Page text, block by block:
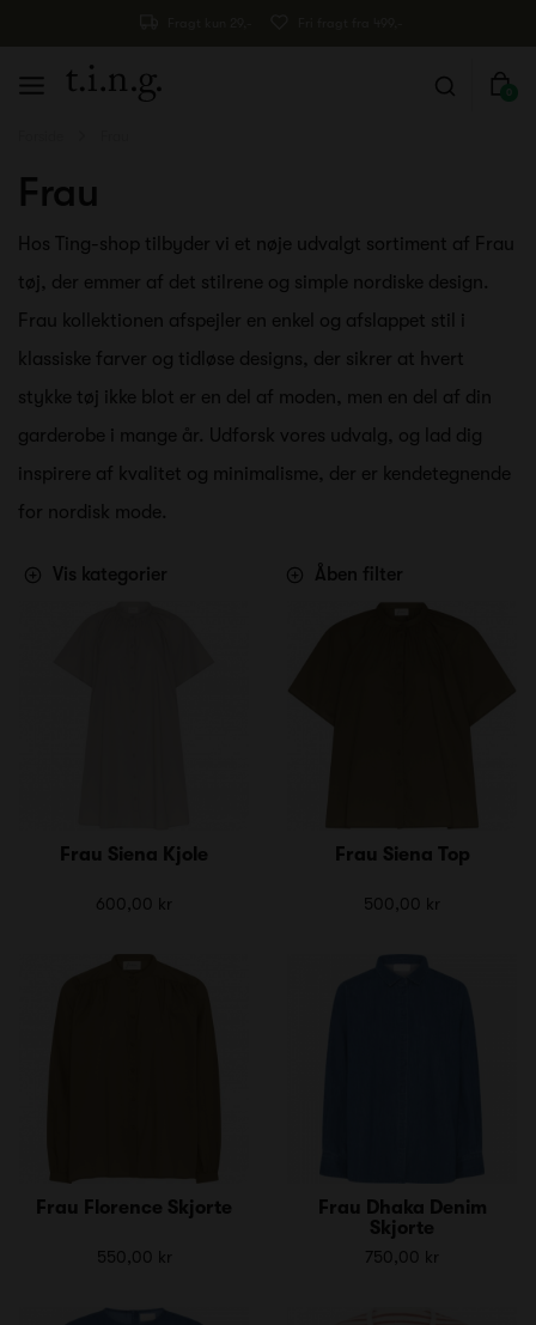
0
Frau
Hos Ting-shop tilbyder vi et nøje udvalgt sortiment af Frau
tøj, der emmer af det stilrene og simple nordiske design.
Frau kollektionen afspejler en enkel og afslappet stil i
klassiske farver og tidløse designs, der sikrer at hvert
stykke tøj ikke blot er en del af moden, men en del af din
garderobe i mange år. Udforsk vores udvalg, og lad dig
inspirere af kvalitet og minimalisme, der er kendetegnende
for nordisk mode.
Vis kategorier Åben filter
Frau Siena Kjole
600,00 kr
Frau Siena Top
500,00 kr
Frau Florence Skjorte
550,00 kr
Frau Dhaka Denim
Skjorte
750,00 kr